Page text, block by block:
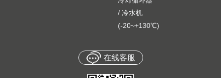
/ 冷水机
(-20~+130℃)
在线客服